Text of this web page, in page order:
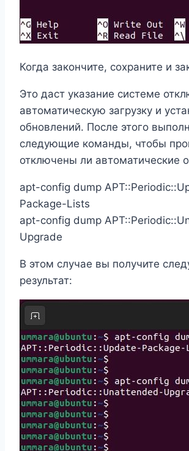
Когда закончите, сохраните и
Это даст указание системе
автоматическую загрузку и
обновлений. После этого
следующие команды, чтобы
отключены ли автоматические
apt-config dump
Package-Lists
apt-config dump
Upgrade
В этом случае вы получите
результат: